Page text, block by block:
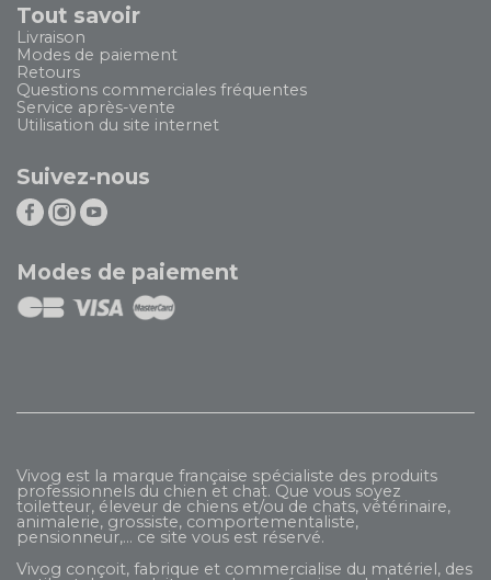
Tout savoir
Livraison
Modes de paiement
Retours
Questions commerciales fréquentes
Service après-vente
Utilisation du site internet
Suivez-nous
Modes de paiement
Vivog est la marque française spécialiste des produits
professionnels du chien et chat. Que vous soyez
toiletteur, éleveur de chiens et/ou de chats, vétérinaire,
animalerie, grossiste, comportementaliste,
pensionneur,... ce site vous est réservé.
Vivog conçoit, fabrique et commercialise du matériel, des